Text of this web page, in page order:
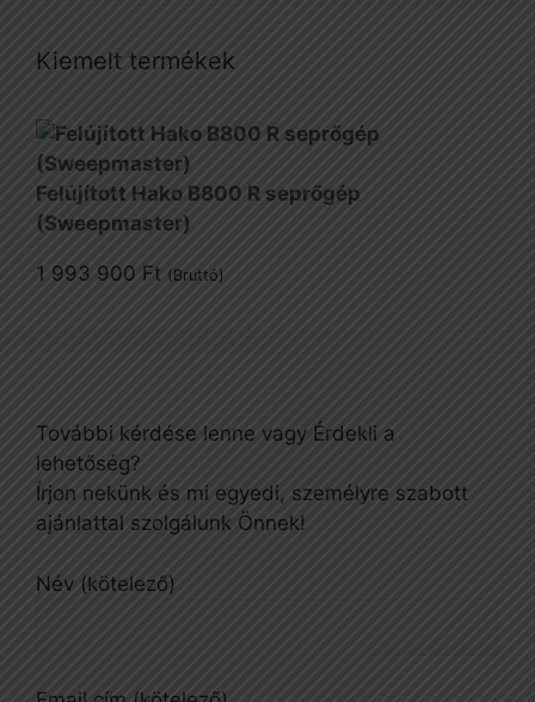
Kiemelt termékek
Felújított Hako B800 R seprőgép
(Sweepmaster)
1 993 900 Ft (Bruttó)
További kérdése lenne vagy Érdekli a
lehetőség?
Írjon nekünk és mi egyedi, személyre szabott
ajánlattal szolgálunk Önnek!
Név (kötelező)